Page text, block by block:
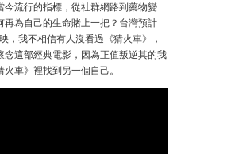
今流行的指標，從社群網路到藥物變
再為自己的生命賭上一把？台灣預計
，我不相信有人沒看過《猜火車》，
念這部經典電影，因為正值叛逆其的我
車》裡找到另一個自己。